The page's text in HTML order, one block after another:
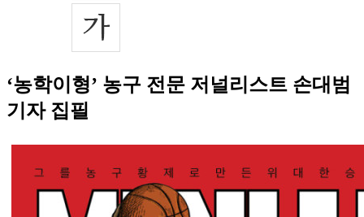
‘농학이형’ 농구 전문 저널리스트 손대범
기자 집필